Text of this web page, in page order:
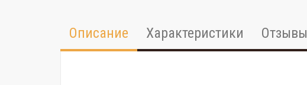
Описание Характеристики Отзывы